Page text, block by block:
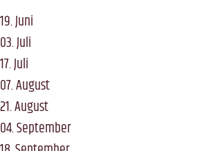
19. Juni
03. Juli
17. Juli
07. August
21. August
04. September